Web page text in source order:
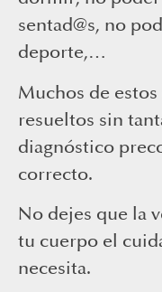
sentad@s, no
deporte,…
Muchos de
resueltos sin
diagnóstico
correcto.
No dejes que la
tu cuerpo el
necesita.